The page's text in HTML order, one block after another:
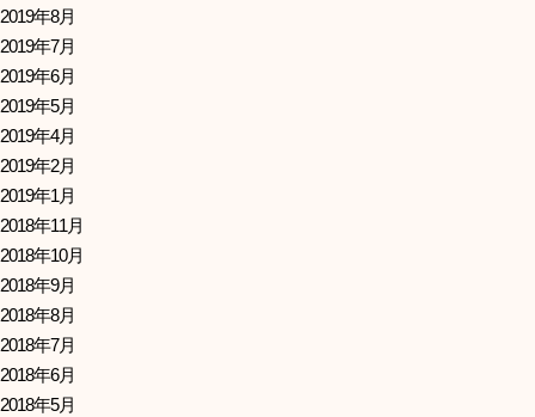
2019年8月
2019年7月
2019年6月
2019年5月
2019年4月
2019年2月
2019年1月
2018年11月
2018年10月
2018年9月
2018年8月
2018年7月
2018年6月
2018年5月